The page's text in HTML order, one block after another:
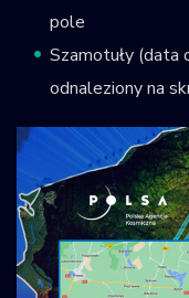
pole
Szamotuły (data
odnaleziony na